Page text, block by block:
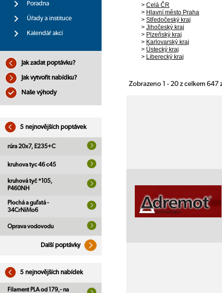
Poradna
Úřady a instituce
Kalendář akcí
Jak zadat poptávku?
Jak vytvořit nabídku?
Naše výhody
5 nejnovějších poptávek
rúra 20x7, E235+C
kruhova tyc 46 c45
kruhová tyč *105,
P460NH
Plochá a guľatá -
34CrNiMo6
Oprava vodovodu
Další poptávky
5 nejnovějších nabídek
Filament PLA od 179,- na
> Celá ČR
> Hlavní město Praha
> Středočeský kraj
> Jihočeský kraj
> Plzeňský kraj
> Karlovarský kraj
> Ústecký kraj
> Liberecký kraj
Zobrazeno 1 - 20 z celkem 647